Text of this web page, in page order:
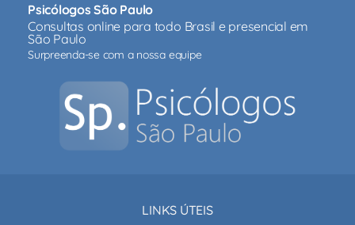
Psicólogos São Paulo
Consultas online para todo Brasil e presencial em
São Paulo
Surpreenda-se com a nossa equipe
LINKS ÚTEIS